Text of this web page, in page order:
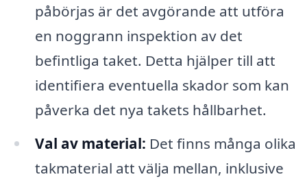
påbörjas är det avgörande att utföra
en noggrann inspektion av det
befintliga taket. Detta hjälper till att
identifiera eventuella skador som kan
påverka det nya takets hållbarhet.
Val av material: Det finns många olika
takmaterial att välja mellan, inklusive